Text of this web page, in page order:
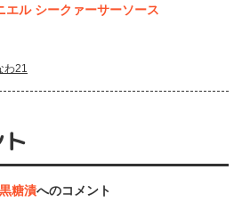
エル シークァーサーソース
わ21
糖漬へのコメント